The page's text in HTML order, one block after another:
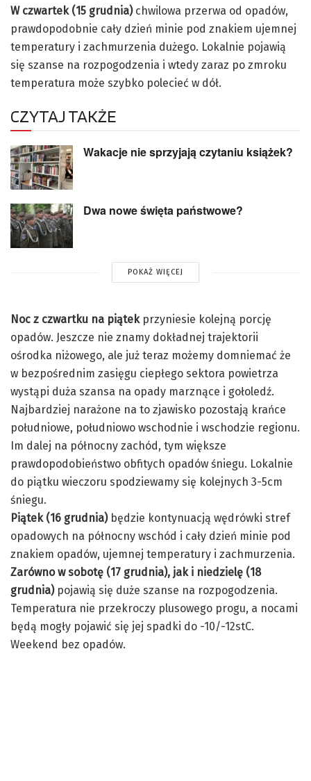
W czwartek (15 grudnia)chwilowa przerwa od opadów,
prawdopodobnie cały dzień minie pod znakiem ujemnej
temperatury i zachmurzenia dużego. Lokalnie pojawią
się szanse na rozpogodzenia i wtedy zaraz po zmroku
temperatura może szybko polecieć w dół.
CZYTAJ TAKŻE
Wakacje nie sprzyjają czytaniu książek?
Dwa nowe święta państwowe?
POKAŻ WIĘCEJ
Noc z czwartku na piątekprzyniesie kolejną porcję
opadów. Jeszcze nie znamy dokładnej trajektorii
ośrodka niżowego, ale już teraz możemy domniemać że
w bezpośrednim zasięgu ciepłego sektora powietrza
wystąpi duża szansa na opady marznące i gołoledź.
Najbardziej narażone na to zjawisko pozostają krańce
południowe, południowo wschodnie i wschodzie regionu.
Im dalej na północny zachód, tym większe
prawdopodobieństwo obfitych opadów śniegu. Lokalnie
do piątku wieczoru spodziewamy się kolejnych 3-5cm
śniegu.
Piątek (16 grudnia)będzie kontynuacją wędrówki stref
opadowych na północny wschód i cały dzień minie pod
znakiem opadów, ujemnej temperatury i zachmurzenia.
Zarówno w sobotę (17 grudnia), jak i niedzielę (18
grudnia)pojawią się duże szanse na rozpogodzenia.
Temperatura nie przekroczy plusowego progu, a nocami
będą mogły pojawić się jej spadki do -10/-12stC.
Weekend bez opadów.